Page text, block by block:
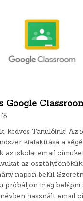
Google
kedves Tanulóink! Az
kialakítása a
az iskolai email
az
napon belül.
próbáljon meg belépni
használt email